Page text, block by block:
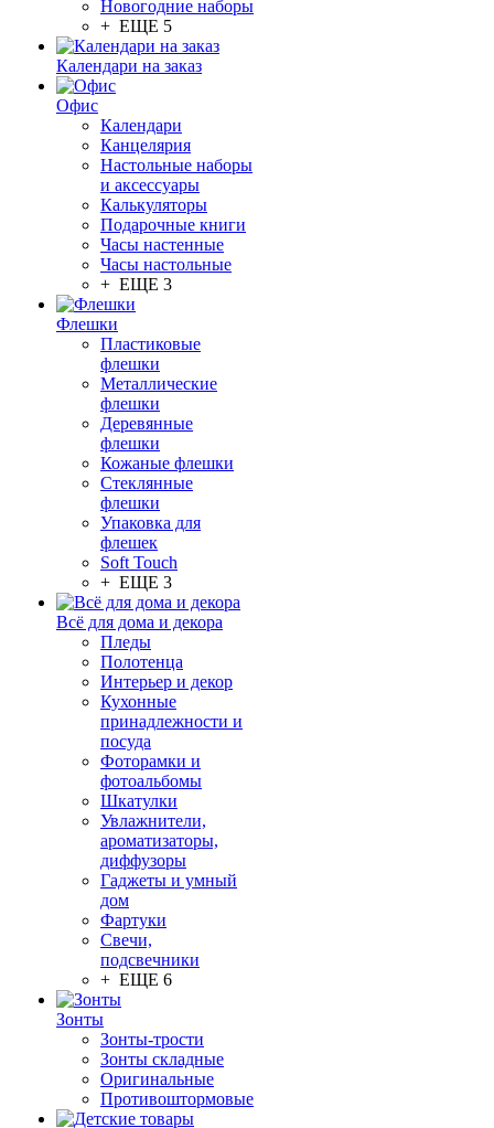
Новогодние наборы
+ ЕЩЕ 5
Календари на заказ
Офис
Календари
Канцелярия
Настольные наборы
и аксессуары
Калькуляторы
Подарочные книги
Часы настенные
Часы настольные
+ ЕЩЕ 3
Флешки
Пластиковые
флешки
Металлические
флешки
Деревянные
флешки
Кожаные флешки
Стеклянные
флешки
Упаковка для
флешек
Soft Touch
+ ЕЩЕ 3
Всё для дома и декора
Пледы
Полотенца
Интерьер и декор
Кухонные
принадлежности и
посуда
Фоторамки и
фотоальбомы
Шкатулки
Увлажнители,
ароматизаторы,
диффузоры
Гаджеты и умный
дом
Фартуки
Свечи,
подсвечники
+ ЕЩЕ 6
Зонты
Зонты-трости
Зонты складные
Оригинальные
Противоштормовые